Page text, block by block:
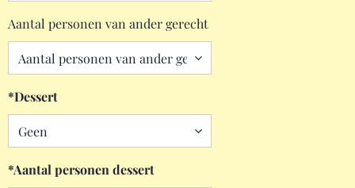
Aantal personen van ander gerecht
*Dessert
*Aantal personen dessert